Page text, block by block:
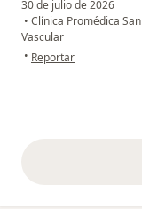
30 de julio de 2026
• Clínica Promédica San
Vascular
• en opinión del usuario
Reportar